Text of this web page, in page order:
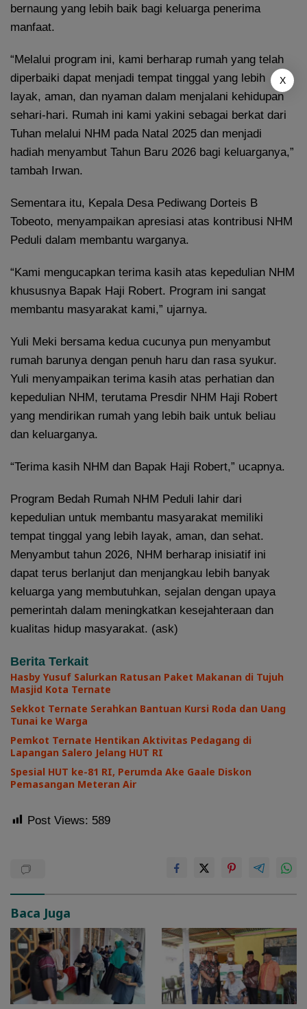
bernaung yang lebih baik bagi keluarga penerima
manfaat.
“Melalui program ini, kami berharap rumah yang telah
diperbaiki dapat menjadi tempat tinggal yang lebih
layak, aman, dan nyaman dalam menjalani kehidupan
sehari-hari. Rumah ini kami yakini sebagai berkat dari
Tuhan melalui NHM pada Natal 2025 dan menjadi
hadiah menyambut Tahun Baru 2026 bagi keluarganya,”
tambah Irwan.
Sementara itu, Kepala Desa Pediwang Dorteis B
Tobeoto, menyampaikan apresiasi atas kontribusi NHM
Peduli dalam membantu warganya.
“Kami mengucapkan terima kasih atas kepedulian NHM
khususnya Bapak Haji Robert. Program ini sangat
membantu masyarakat kami,” ujarnya.
Yuli Meki bersama kedua cucunya pun menyambut
rumah barunya dengan penuh haru dan rasa syukur.
Yuli menyampaikan terima kasih atas perhatian dan
kepedulian NHM, terutama Presdir NHM Haji Robert
yang mendirikan rumah yang lebih baik untuk beliau
dan keluarganya.
“Terima kasih NHM dan Bapak Haji Robert,” ucapnya.
Program Bedah Rumah NHM Peduli lahir dari
kepedulian untuk membantu masyarakat memiliki
tempat tinggal yang lebih layak, aman, dan sehat.
Menyambut tahun 2026, NHM berharap inisiatif ini
dapat terus berlanjut dan menjangkau lebih banyak
keluarga yang membutuhkan, sejalan dengan upaya
pemerintah dalam meningkatkan kesejahteraan dan
kualitas hidup masyarakat. (ask)
Berita Terkait
Hasby Yusuf Salurkan Ratusan Paket Makanan di Tujuh
Masjid Kota Ternate
Sekkot Ternate Serahkan Bantuan Kursi Roda dan Uang
Tunai ke Warga
Pemkot Ternate Hentikan Aktivitas Pedagang di
Lapangan Salero Jelang HUT RI
Spesial HUT ke-81 RI, Perumda Ake Gaale Diskon
Pemasangan Meteran Air
Post Views: 589
Baca Juga
X